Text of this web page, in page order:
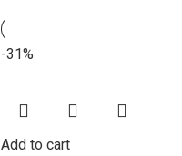
-31%
Add to cart